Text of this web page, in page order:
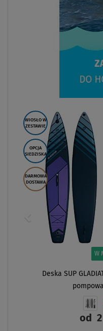
WIOSŁO W
ZESTAWIE
OPCJA
SIEDZISKA
DARMOWA
DOSTAWA
W
Deska SUP
od